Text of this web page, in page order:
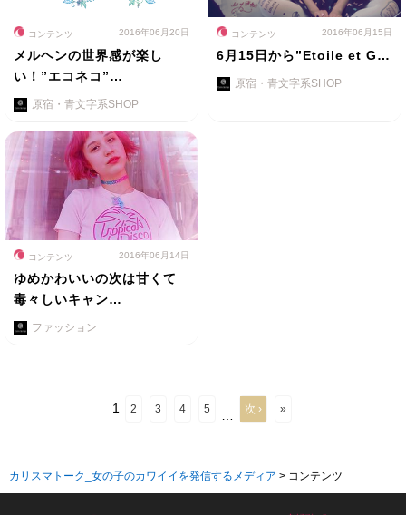
コンテンツ 2016年06月20日
メルヘンの世界感が楽し
い！”エコネコ”…
原宿・青文字系SHOP
コンテンツ 2016年06月15日
6月15日から”Etoile et G…
原宿・青文字系SHOP
コンテンツ 2016年06月14日
ゆめかわいいの次は甘くて
毒々しいキャン…
ファッション
1 2 3 4 5 次 › »
カリスマトーク_女の子のカワイイを発信するメディア > コンテンツ